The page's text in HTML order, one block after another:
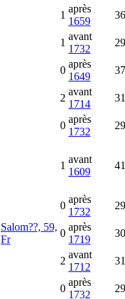
1
après
1659
1
avant
1732
0
après
1649
2
avant
1714
0
après
1732
1
avant
1609
0
après
1732
Salom??, 59,
Fr
0
après
1719
2
avant
1712
0
après
1732